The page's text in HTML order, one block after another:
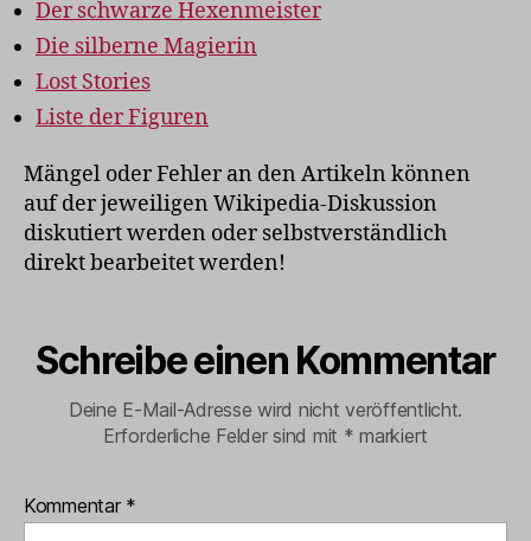
Der schwarze Hexenmeister
Die silberne Magierin
Lost Stories
Liste der Figuren
Mängel oder Fehler an den Artikeln können
auf der jeweiligen Wikipedia-Diskussion
diskutiert werden oder selbstverständlich
direkt bearbeitet werden!
Schreibe einen Kommentar
Deine E-Mail-Adresse wird nicht veröffentlicht.
Erforderliche Felder sind mit * markiert
Kommentar *